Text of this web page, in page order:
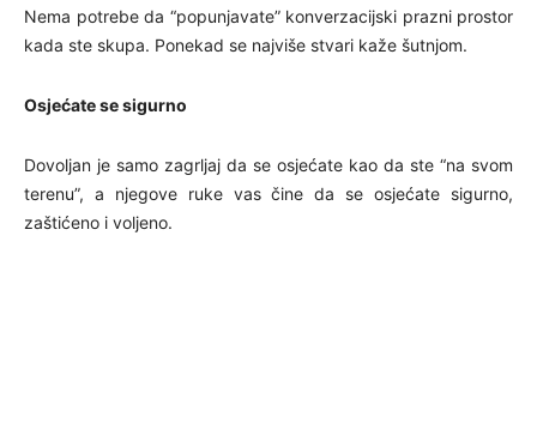
Nema potrebe da “popunjavate” konverzacijski prazni prostor
kada ste skupa. Ponekad se najviše stvari kaže šutnjom.
Osjećate se sigurno
Dovoljan je samo zagrljaj da se osjećate kao da ste “na svom
terenu”, a njegove ruke vas čine da se osjećate sigurno,
zaštićeno i voljeno.